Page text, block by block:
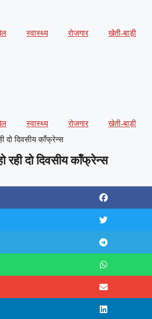
स्वास्थ्य रोजगार खेती-बाड़ी
स्वास्थ्य रोजगार खेती-बाड़ी
दो दिवसीय कॉंफ्रेन्स
दो दिवसीय कॉंफ्रेन्स